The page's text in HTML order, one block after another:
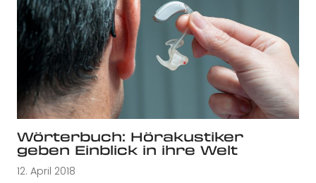
Wörterbuch: Hörakustiker
geben Einblick in ihre Welt
12. April 2018